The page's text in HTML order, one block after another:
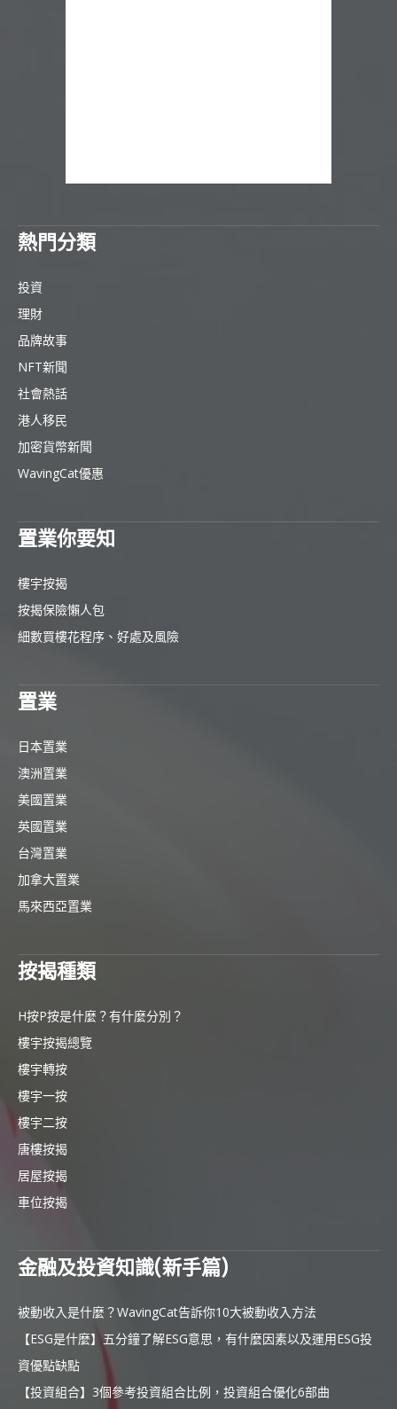
熱門分類
投資
理財
品牌故事
NFT新聞
社會熱話
港人移民
加密貨幣新聞
WavingCat優惠
置業你要知
樓宇按揭
按揭保險懶人包
細數買樓花程序、好處及風險
置業
日本置業
澳洲置業
美國置業
英國置業
台灣置業
加拿大置業
馬來西亞置業
按揭種類
H按P按是什麼？有什麼分別？
樓宇按揭總覽
樓宇轉按
樓宇一按
樓宇二按
唐樓按揭
居屋按揭
車位按揭
金融及投資知識(新手篇)
被動收入是什麼？WavingCat告訴你10大被動收入方法
【ESG是什麼】五分鐘了解ESG意思，有什麼因素以及運用ESG投
資優點缺點
【投資組合】3個參考投資組合比例，投資組合優化6部曲